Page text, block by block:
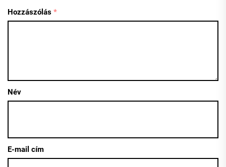
Hozzászólás *
Név
E-mail cím